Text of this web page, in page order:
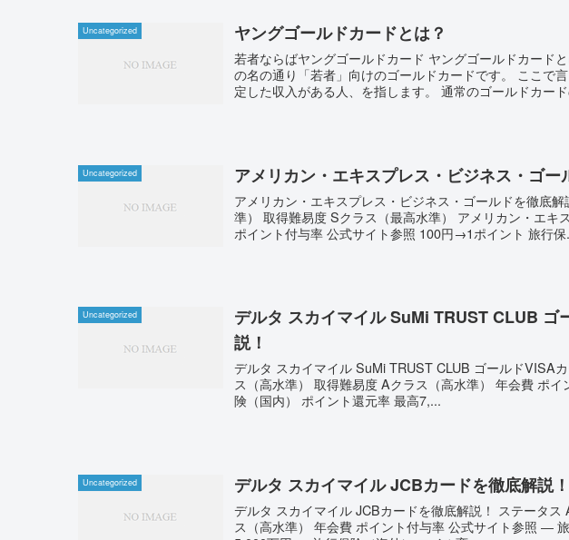
Uncategorized ヤングゴールドカードとは？
若者ならばヤングゴールドカード ヤングゴールドカード
の名の通り「若者」向けのゴールドカードです。 ここで
定した収入がある人、を指します。 通常のゴールドカー
Uncategorized アメリカン・エキスプレス・ビジネス・ゴー
アメリカン・エキスプレス・ビジネス・ゴールドを徹底
準） 取得難易度 Sクラス（最高水準） アメリカン・エキ
ポイント付与率 公式サイト参照 100円→1ポイント 旅行保
Uncategorized
デルタ スカイマイル SuMi TRUST CLUB ゴ
説！
デルタ スカイマイル SuMi TRUST CLUB ゴールドVISA
ス（高水準） 取得難易度 Aクラス（高水準） 年会費 ポ
険（国内） ポイント還元率 最高7,...
Uncategorized デルタ スカイマイル JCBカードを徹底解説！
デルタ スカイマイル JCBカードを徹底解説！ ステータ
ス（高水準） 年会費 ポイント付与率 公式サイト参照 ―